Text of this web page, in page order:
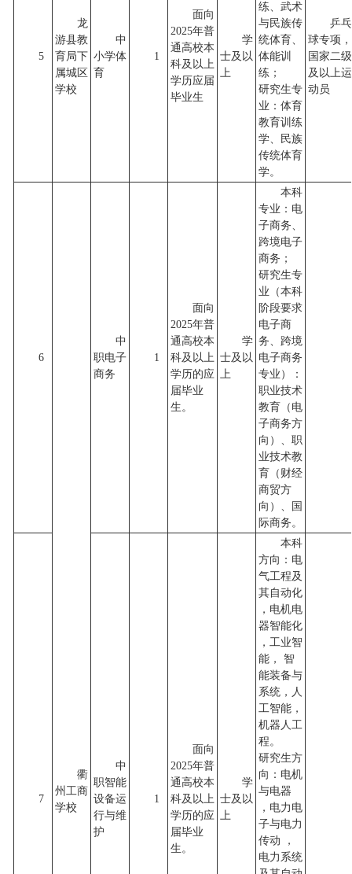
5
龙
游县教
育局下
属城区
学校
中
小学体
育
1
面向
2025年普
通高校本
科及以上
学历应届
毕业生
学
士及以
上
练、武术
与民族传
统体育、
体能训
练；
研究生专
业：体育
教育训练
学、民族
传统体育
学。
乒乓
球专项，
国家二级
及以上运
动员
6
衢
州工商
学校
中
职电子
商务
1
面向
2025年普
通高校本
科及以上
学历的应
届毕业
生。
学
士及以
上
本科
专业：电
子商务、
跨境电子
商务；
研究生专
业（本科
阶段要求
电子商
务、跨境
电子商务
专业）：
职业技术
教育（电
子商务方
向）、职
业技术教
育（财经
商贸方
向）、国
际商务。
7
中
职智能
设备运
行与维
护
1
面向
2025年普
通高校本
科及以上
学历的应
届毕业
生。
学
士及以
上
本科
方向：电
气工程及
其自动化
，电机电
器智能化
，工业智
能， 智
能装备与
系统，人
工智能，
机器人工
程。
研究生方
向：电机
与电器
，电力电
子与电力
传动 ，
电力系统